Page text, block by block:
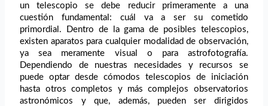
un telescopio se debe reducir primeramente a una
cuestión fundamental: cuál va a ser su cometido
primordial. Dentro de la gama de posibles telescopios,
existen aparatos para cualquier modalidad de observación,
ya sea meramente visual o para astrofotografía.
Dependiendo de nuestras necesidades y recursos se
puede optar desde cómodos telescopios de iniciación
hasta otros completos y más complejos observatorios
astronómicos y que, además, pueden ser dirigidos